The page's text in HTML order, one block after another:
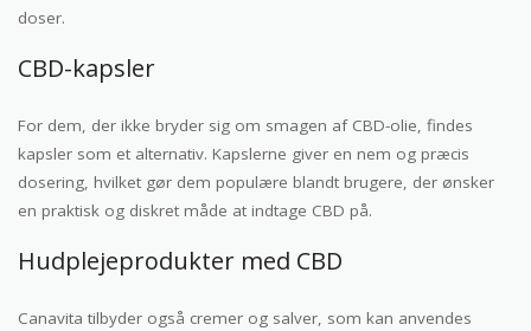
doser.
CBD-kapsler
For dem, der ikke bryder sig om smagen af CBD-olie, findes
kapsler som et alternativ. Kapslerne giver en nem og præcis
dosering, hvilket gør dem populære blandt brugere, der ønsker
en praktisk og diskret måde at indtage CBD på.
Hudplejeprodukter med CBD
Canavita tilbyder også cremer og salver, som kan anvendes